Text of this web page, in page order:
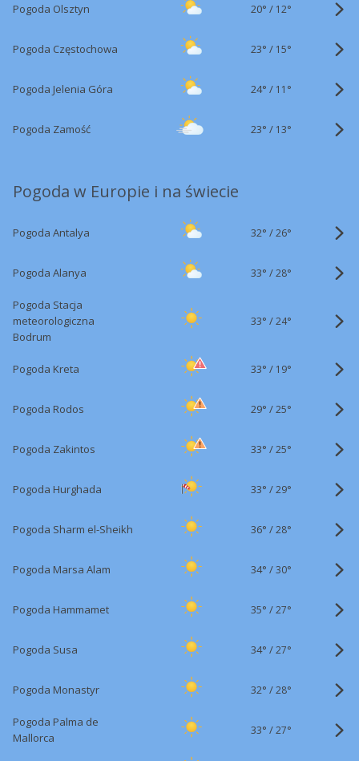
Pogoda Olsztyn 20° / 12°
Pogoda Częstochowa 23° / 15°
Pogoda Jelenia Góra 24° / 11°
Pogoda Zamość 23° / 13°
Pogoda w Europie i na świecie
Pogoda Antalya 32° /26°
Pogoda Alanya 33° /28°
Pogoda Stacja
meteorologiczna
Bodrum
33° /24°
Pogoda Kreta 33° / 19°
Pogoda Rodos 29° /25°
Pogoda Zakintos 33° /25°
Pogoda Hurghada 33° /29°
Pogoda Sharm el-Sheikh 36° /28°
Pogoda Marsa Alam 34° /30°
Pogoda Hammamet 35° /27°
Pogoda Susa 34° /27°
Pogoda Monastyr 32° /28°
Pogoda Palma de
Mallorca
33° /27°